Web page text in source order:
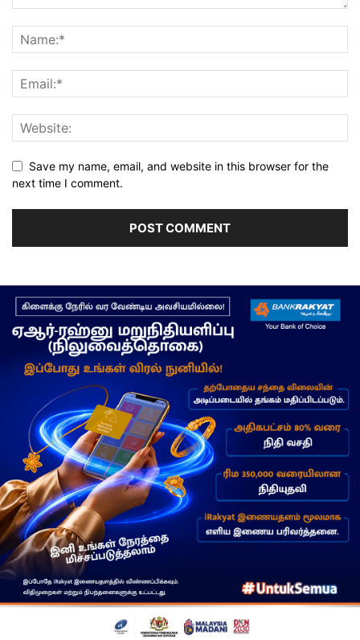
Save my name, email, and website in this browser for the
next time I comment.